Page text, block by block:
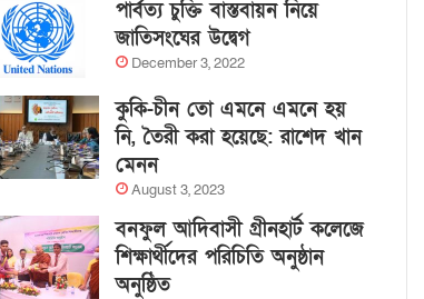
পার্বত্য চুক্তি বাস্তবায়ন নিয়ে
জাতিসংঘের উদ্বেগ
December 3, 2022
কুকি-চীন তো এমনে এমনে হয়
নি, তৈরী করা হয়েছে: রাশেদ খান
মেনন
August 3, 2023
বনফুল আদিবাসী গ্রীনহার্ট কলেজে
শিক্ষার্থীদের পরিচিতি অনুষ্ঠান
অনুষ্ঠিত